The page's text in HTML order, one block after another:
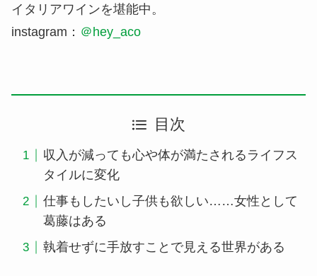
イタリアワインを堪能中。
instagram： ＠hey_aco
目次
収入が減っても心や体が満たされるライフス
タイルに変化
仕事もしたいし子供も欲しい……女性として
葛藤はある
執着せずに手放すことで見える世界がある